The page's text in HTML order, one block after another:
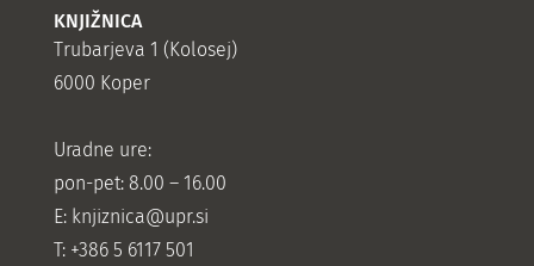
KNJIŽNICA
Trubarjeva 1 (Kolosej)
6000 Koper
Uradne ure:
pon-pet: 8.00 – 16.00
E: knjiznica@upr.si
T: +386 5 6117 501